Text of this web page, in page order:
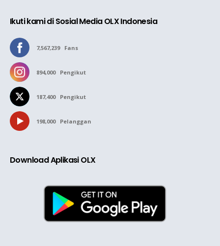
Ikuti kami di Sosial Media OLX Indonesia
7,567,239 Fans
894,000 Pengikut
187,400 Pengikut
198,000 Pelanggan
Download Aplikasi OLX